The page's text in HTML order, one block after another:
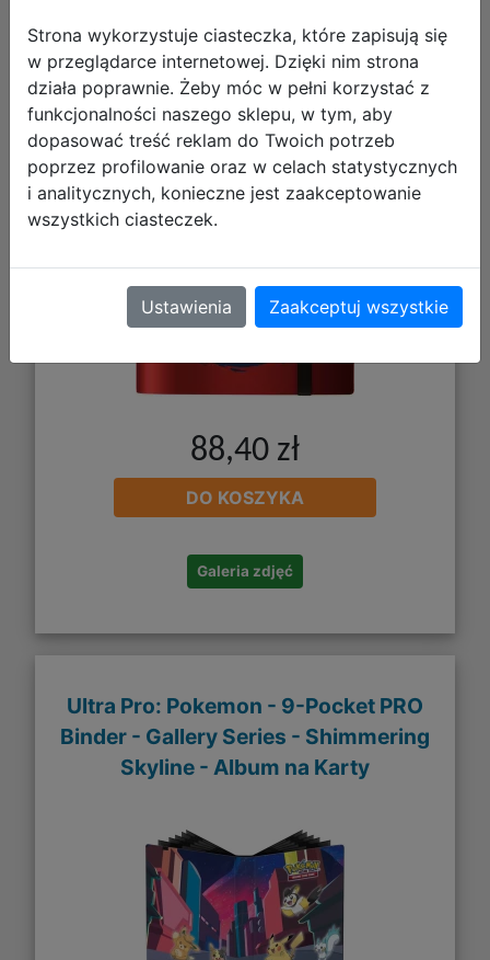
Ultra Pro: Pokemon - 9-Pocket PRO
Binder - Album na Karty - Mega
Charizard X Y
88,40 zł
DO KOSZYKA
Galeria zdjęć
Ultra Pro: Pokemon - 9-Pocket PRO
Binder - Gallery Series - Shimmering
Skyline - Album na Karty
Strona wykorzystuje ciasteczka, które zapisują się
w przeglądarce internetowej. Dzięki nim strona
działa poprawnie. Żeby móc w pełni korzystać z
funkcjonalności naszego sklepu, w tym, aby
dopasować treść reklam do Twoich potrzeb
poprzez profilowanie oraz w celach statystycznych
i analitycznych, konieczne jest zaakceptowanie
wszystkich ciasteczek.
Ustawienia Zaakceptuj wszystkie